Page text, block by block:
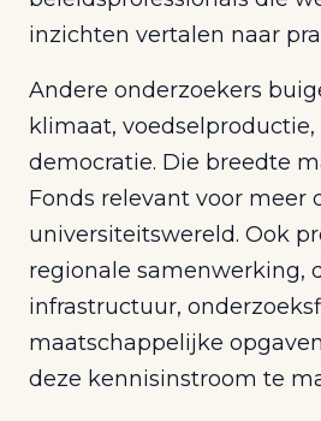
inzichten vertalen naar
Andere onderzoekers
klimaat, voedselproductie,
democratie. Die breedte
Fonds relevant voor meer
universiteitswereld. Ook
regionale samenwerking,
infrastructuur,
maatschappelijke
deze kennisinstroom te